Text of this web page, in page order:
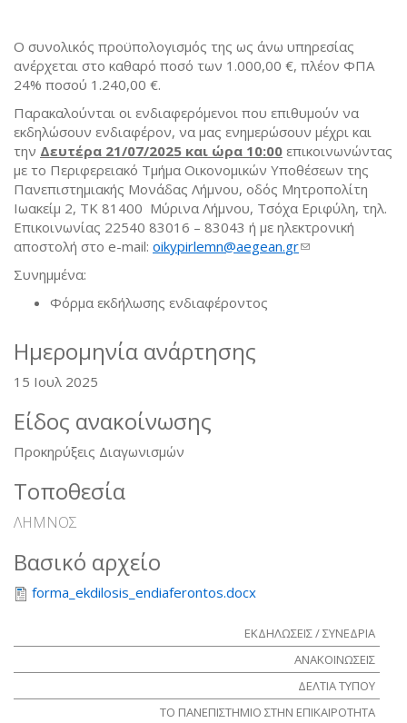
Ο συνολικός προϋπολογισμός της ως άνω υπηρεσίας
ανέρχεται στο καθαρό ποσό των 1.000,00 €, πλέον ΦΠΑ
24% ποσού 1.240,00 €.
Παρακαλούνται οι ενδιαφερόμενοι που επιθυμούν να
εκδηλώσουν ενδιαφέρον, να μας ενημερώσουν μέχρι και
την Δευτέρα 21/07/2025 και ώρα 10:00 επικοινωνώντας
με το Περιφερειακό Τμήμα Οικονομικών Υποθέσεων της
Πανεπιστημιακής Μονάδας Λήμνου, οδός Μητροπολίτη
Ιωακείμ 2, ΤΚ 81400 Μύρινα Λήμνου, Τσόχα Εριφύλη, τηλ.
Επικοινωνίας 22540 83016 – 83043 ή με ηλεκτρονική
αποστολή στο e-mail: oikypirlemn@aegean.gr(link sends e-
Συνημμένα:
Φόρμα εκδήλωσης ενδιαφέροντος
Ημερομηνία ανάρτησης
15 Ιουλ 2025
Είδος ανακοίνωσης
Προκηρύξεις Διαγωνισμών
Τοποθεσία
ΛΗΜΝΟΣ
Βασικό αρχείο
forma_ekdilosis_endiaferontos.docx
ΕΚΔΗΛΩΣΕΙΣ / ΣΥΝΕΔΡΙΑ
ΑΝΑΚΟΙΝΩΣΕΙΣ
ΔΕΛΤΙΑ ΤΥΠΟΥ
ΤΟ ΠΑΝΕΠΙΣΤΗΜΙΟ ΣΤΗΝ ΕΠΙΚΑΙΡΟΤΗΤΑ